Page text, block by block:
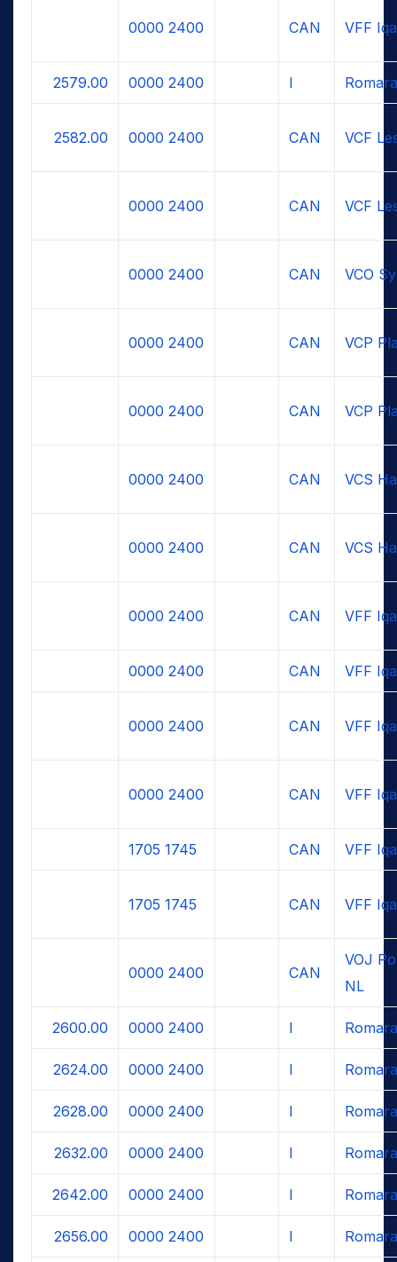
0000 2400 CAN VFF
2579.00 0000 2400 I
2582.00 0000 2400 CAN VCF
0000 2400 CAN VCF
0000 2400 CAN VCO
0000 2400 CAN VCP
0000 2400 CAN VCP
0000 2400 CAN VCS
0000 2400 CAN VCS
0000 2400 CAN VFF
0000 2400 CAN VFF
0000 2400 CAN VFF
0000 2400 CAN VFF
1705 1745 CAN VFF
1705 1745 CAN VFF
0000 2400 CAN
VOJ
NL
2600.00 0000 2400 I
2624.00 0000 2400 I
2628.00 0000 2400 I
2632.00 0000 2400 I
2642.00 0000 2400 I
2656.00 0000 2400 I